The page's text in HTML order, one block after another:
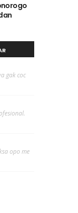
gak coc
opo me